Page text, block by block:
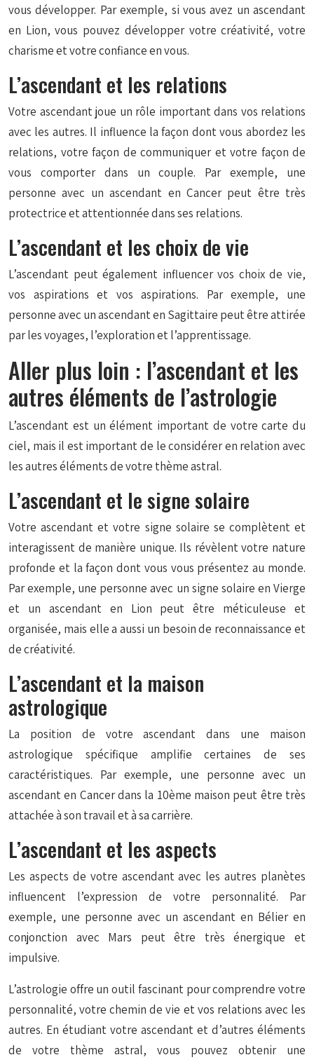
vous développer. Par exemple, si vous avez un ascendant
en Lion, vous pouvez développer votre créativité, votre
charisme et votre confiance en vous.
L’ascendant et les relations
Votre ascendant joue un rôle important dans vos relations
avec les autres. Il influence la façon dont vous abordez les
relations, votre façon de communiquer et votre façon de
vous comporter dans un couple. Par exemple, une
personne avec un ascendant en Cancer peut être très
protectrice et attentionnée dans ses relations.
L’ascendant et les choix de vie
L’ascendant peut également influencer vos choix de vie,
vos aspirations et vos aspirations. Par exemple, une
personne avec un ascendant en Sagittaire peut être attirée
par les voyages, l’exploration et l’apprentissage.
Aller plus loin : l’ascendant et les
autres éléments de l’astrologie
L’ascendant est un élément important de votre carte du
ciel, mais il est important de le considérer en relation avec
les autres éléments de votre thème astral.
L’ascendant et le signe solaire
Votre ascendant et votre signe solaire se complètent et
interagissent de manière unique. Ils révèlent votre nature
profonde et la façon dont vous vous présentez au monde.
Par exemple, une personne avec un signe solaire en Vierge
et un ascendant en Lion peut être méticuleuse et
organisée, mais elle a aussi un besoin de reconnaissance et
de créativité.
L’ascendant et la maison
astrologique
La position de votre ascendant dans une maison
astrologique spécifique amplifie certaines de ses
caractéristiques. Par exemple, une personne avec un
ascendant en Cancer dans la 10ème maison peut être très
attachée à son travail et à sa carrière.
L’ascendant et les aspects
Les aspects de votre ascendant avec les autres planètes
influencent l’expression de votre personnalité. Par
exemple, une personne avec un ascendant en Bélier en
conjonction avec Mars peut être très énergique et
impulsive.
L’astrologie offre un outil fascinant pour comprendre votre
personnalité, votre chemin de vie et vos relations avec les
autres. En étudiant votre ascendant et d’autres éléments
de votre thème astral, vous pouvez obtenir une